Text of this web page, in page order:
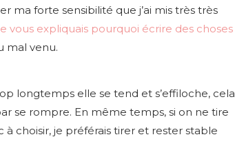
ma forte sensibilité que j’ai mis très très
vous expliquais pourquoi écrire des choses
mal venu.
longtemps elle se tend et s’effiloche, cela
se rompre. En même temps, si on ne tire
choisir, je préférais tirer et rester stable